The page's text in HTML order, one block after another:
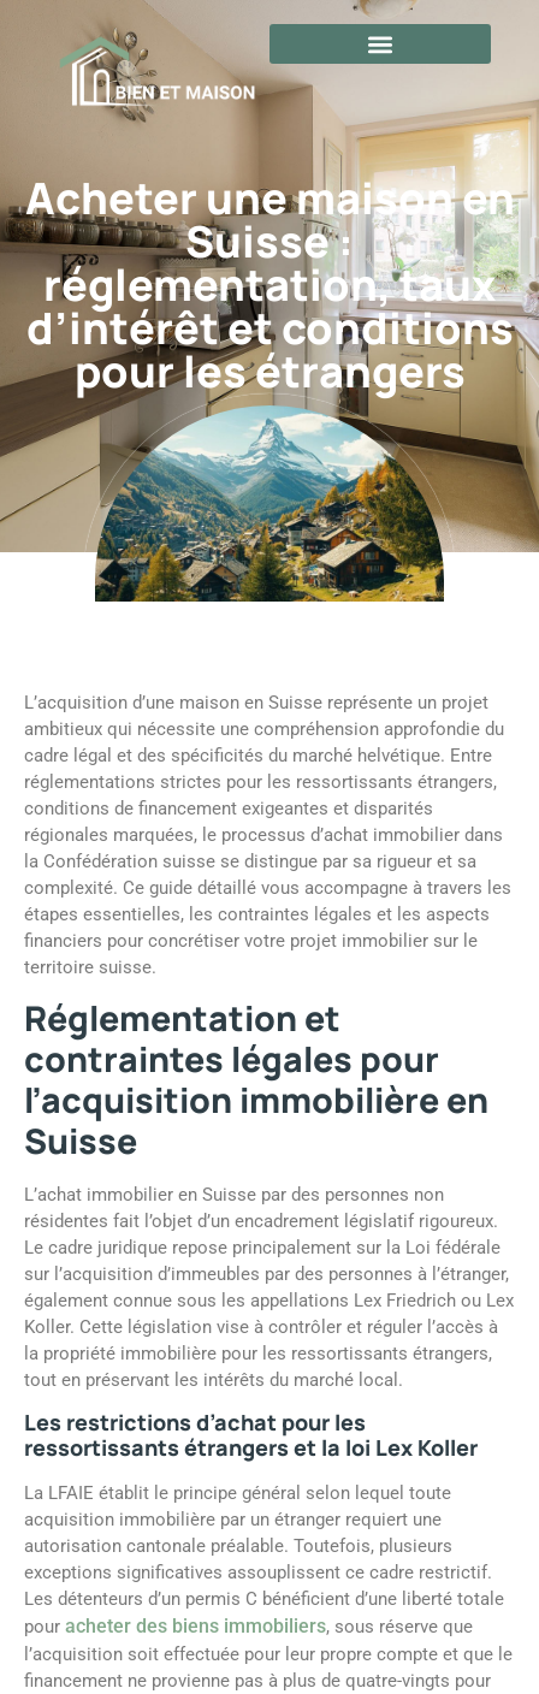
Acheter une maison en
Suisse :
réglementation, taux
d’intérêt et conditions
pour les étrangers
L’acquisition d’une maison en Suisse représente un projet
ambitieux qui nécessite une compréhension approfondie du
cadre légal et des spécificités du marché helvétique. Entre
réglementations strictes pour les ressortissants étrangers,
conditions de financement exigeantes et disparités
régionales marquées, le processus d’achat immobilier dans
la Confédération suisse se distingue par sa rigueur et sa
complexité. Ce guide détaillé vous accompagne à travers les
étapes essentielles, les contraintes légales et les aspects
financiers pour concrétiser votre projet immobilier sur le
territoire suisse.
Réglementation et
contraintes légales pour
l’acquisition immobilière en
Suisse
L’achat immobilier en Suisse par des personnes non
résidentes fait l’objet d’un encadrement législatif rigoureux.
Le cadre juridique repose principalement sur la Loi fédérale
sur l’acquisition d’immeubles par des personnes à l’étranger,
également connue sous les appellations Lex Friedrich ou Lex
Koller. Cette législation vise à contrôler et réguler l’accès à
la propriété immobilière pour les ressortissants étrangers,
tout en préservant les intérêts du marché local.
Les restrictions d’achat pour les
ressortissants étrangers et la loi Lex Koller
La LFAIE établit le principe général selon lequel toute
acquisition immobilière par un étranger requiert une
autorisation cantonale préalable. Toutefois, plusieurs
exceptions significatives assouplissent ce cadre restrictif.
Les détenteurs d’un permis C bénéficient d’une liberté totale
pour acheter des biens immobiliers, sous réserve que
l’acquisition soit effectuée pour leur propre compte et que le
financement ne provienne pas à plus de quatre-vingts pour